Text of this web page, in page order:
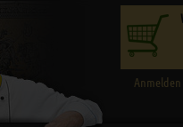
Anmelden